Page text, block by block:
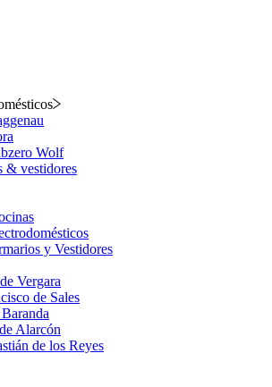
Wolf
& vestidores
y Vestidores
Vergara
de Sales
Alarcón
de los Reyes